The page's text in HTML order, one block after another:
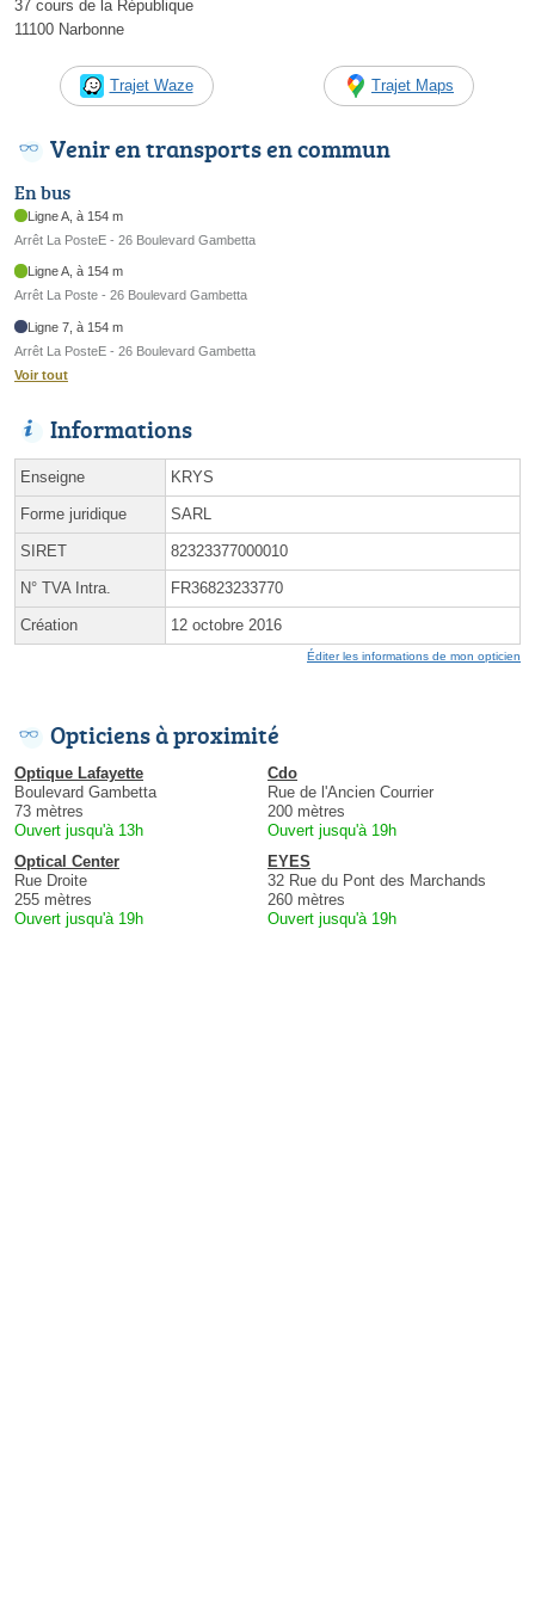
37 cours de la République
11100 Narbonne
Trajet Waze Trajet Maps
Venir en transports en commun
En bus
Ligne A, à 154 m
Arrêt La PosteE - 26 Boulevard Gambetta
Ligne A, à 154 m
Arrêt La Poste - 26 Boulevard Gambetta
Ligne 7, à 154 m
Arrêt La PosteE - 26 Boulevard Gambetta
Voir tout
Informations
Enseigne KRYS
Forme juridique SARL
SIRET 82323377000010
N° TVA Intra. FR36823233770
Création 12 octobre 2016
Éditer les informations de mon opticien
Opticiens à proximité
Optique Lafayette
Boulevard Gambetta
73 mètres
Ouvert jusqu'à 13h
Cdo
Rue de l'Ancien Courrier
200 mètres
Ouvert jusqu'à 19h
Optical Center
Rue Droite
255 mètres
Ouvert jusqu'à 19h
EYES
32 Rue du Pont des Marchands
260 mètres
Ouvert jusqu'à 19h